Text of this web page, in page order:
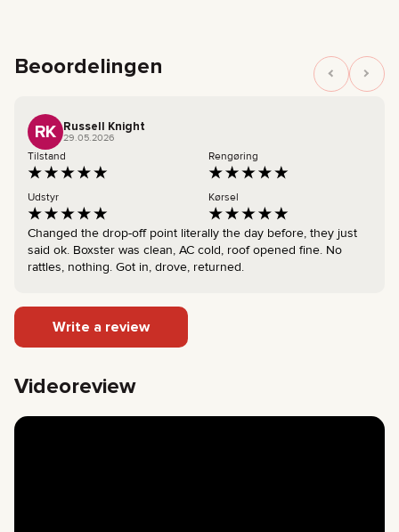
Beoordelingen
RK Russell Knight
29.05.2026
Tilstand Rengøring
Udstyr Kørsel
Changed the drop-off point literally the day before, they just
said ok. Boxster was clean, AC cold, roof opened fine. No
rattles, nothing. Got in, drove, returned.
Write a review
Videoreview